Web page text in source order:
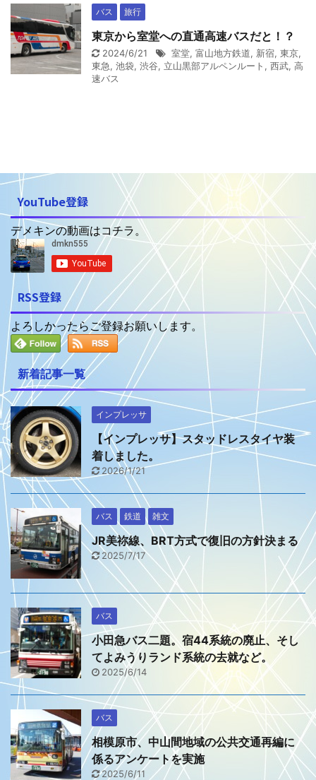
バス 旅行
東京から室堂への直通高速バスだと！？
2024/6/21 室堂, 富山地方鉄道, 新宿, 東京,
東急, 池袋, 渋谷, 立山黒部アルペンルート , 西武, 高
速バス
YouTube登録
デメキンの動画はコチラ。
RSS登録
よろしかったらご登録お願いします。
新着記事一覧
インプレッサ
【インプレッサ】スタッドレスタイヤ装
着しました。
2026/1/21
バス 鉄道 雑文
JR美祢線、BRT方式で復旧の方針決まる
2025/7/17
バス
小田急バス二題。宿44系統の廃止、そし
てよみうりランド系統の去就など。
2025/6/14
バス
相模原市、中山間地域の公共交通再編に
係るアンケートを実施
2025/6/11